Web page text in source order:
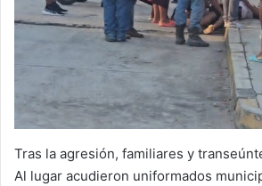
Tras la agresión, familiares y
Al lugar acudieron uniformados